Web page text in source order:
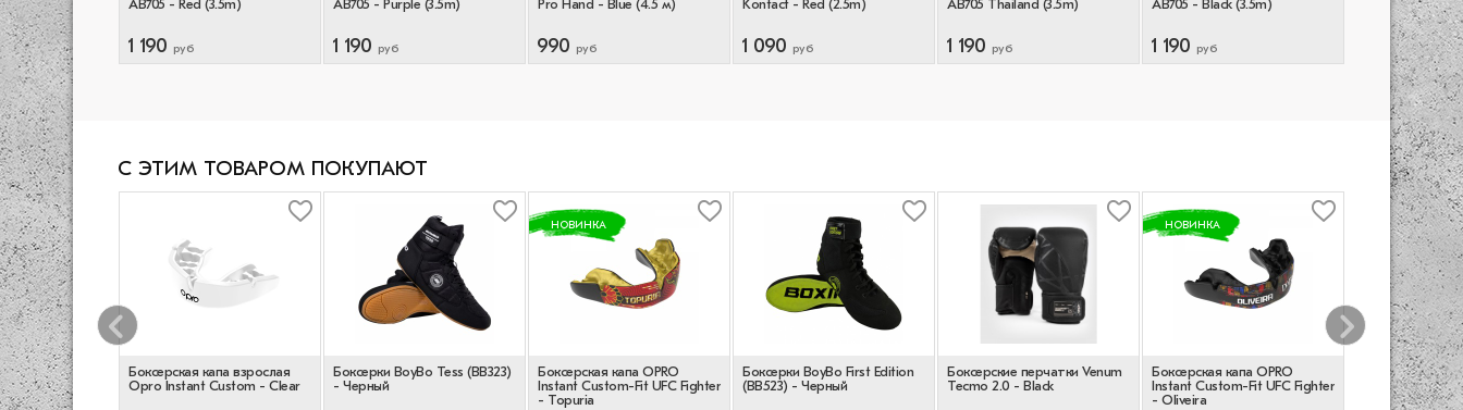
Red (4m)
AB705 - Red (3.5m)
1 190 руб
AB705 - Purple (3.5m)
1 190 руб
Pro Hand - Blue (4.5 м)
990 руб
Kontaсt - Red (2.5m)
1 090 руб
AB705 Thailand (3.5m)
1 190 руб
AB705 - Black (3.5m)
1 190 руб
Kontact - Pink
1 790 руб
С ЭТИМ ТОВАРОМ ПОКУПАЮТ
OPRO
Fit Teeth -
Боксерская капа взрослая
Opro Instant Custom - Clear
Боксерки BoyBo Tess (BB323)
- Черный
НОВИНКА
Боксерская капа OPRO
Instant Custom-Fit UFC Fighter
- Topuria
Боксерки BoyBo First Edition
(BB523) - Черный
Боксерские перчатки Venum
Tecmo 2.0 - Black
НОВИНКА
Боксерская капа OPRO
Instant Custom-Fit UFC Fighter
- Oliveira
Боксерская
Gold Grillz -